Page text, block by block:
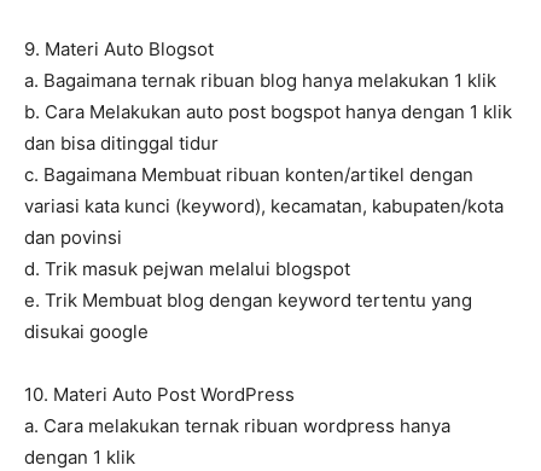
9. Materi Auto Blogsot
a. Bagaimana ternak ribuan blog hanya melakukan 1 klik
b. Cara Melakukan auto post bogspot hanya dengan 1 klik
dan bisa ditinggal tidur
c. Bagaimana Membuat ribuan konten/artikel dengan
variasi kata kunci (keyword), kecamatan, kabupaten/kota
dan povinsi
d. Trik masuk pejwan melalui blogspot
e. Trik Membuat blog dengan keyword tertentu yang
disukai google
10. Materi Auto Post WordPress
a. Cara melakukan ternak ribuan wordpress hanya
dengan 1 klik